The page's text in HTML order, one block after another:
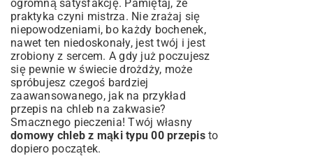
ogromną satysfakcję. Pamiętaj, że
praktyka czyni mistrza. Nie zrażaj się
niepowodzeniami, bo każdy bochenek,
nawet ten niedoskonały, jest twój i jest
zrobiony z sercem. A gdy już poczujesz
się pewnie w świecie drożdży, może
spróbujesz czegoś bardziej
zaawansowanego, jak na przykład
przepis na chleb na zakwasie?
Smacznego pieczenia! Twój własny
domowy chleb z mąki typu 00 przepisto
dopiero początek.